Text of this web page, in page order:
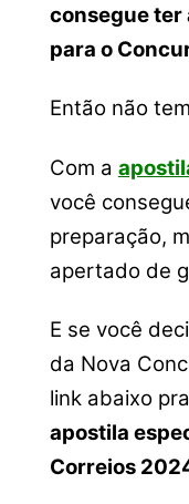
consegue ter
para o
Então não
Com a
você
preparação,
apertado de
E se você
da Nova
link abaixo
apostila
Correios